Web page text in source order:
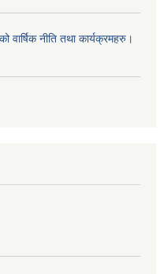
नीति तथा कार्यक्रमहरु।